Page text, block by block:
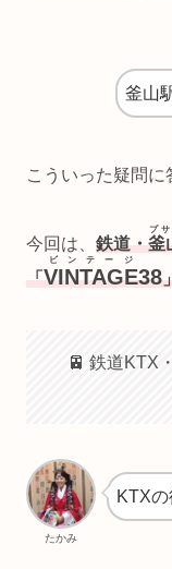
釜山
こういった疑問に
今回は、 鉄道・釜
プサ
「VINTAGE
ビンテージ
38
🚈 鉄道KTX
たかみ
KTXの